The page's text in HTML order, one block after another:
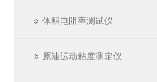
体积电阻率测试仪
原油运动粘度测定仪